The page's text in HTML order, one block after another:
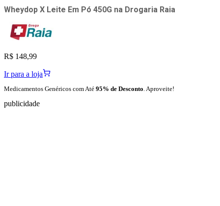
Wheydop X Leite Em Pó 450G na Drogaria Raia
R$ 148,99
Ir para a loja
Medicamentos Genéricos com Até 95% de Desconto. Aproveite!
publicidade